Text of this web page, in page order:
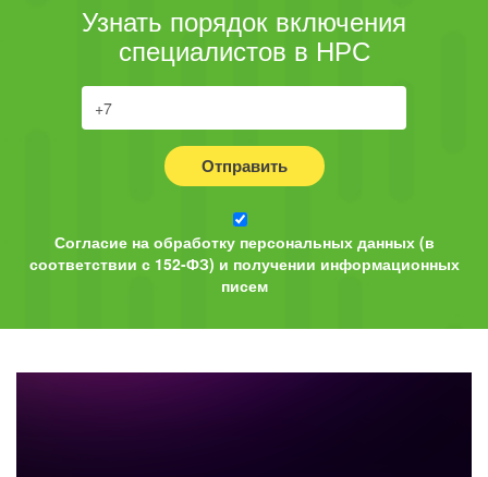
Узнать порядок включения
специалистов в НРС
Отправить
Согласие на обработку персональных данных (в
соответствии с 152-ФЗ) и получении информационных
писем